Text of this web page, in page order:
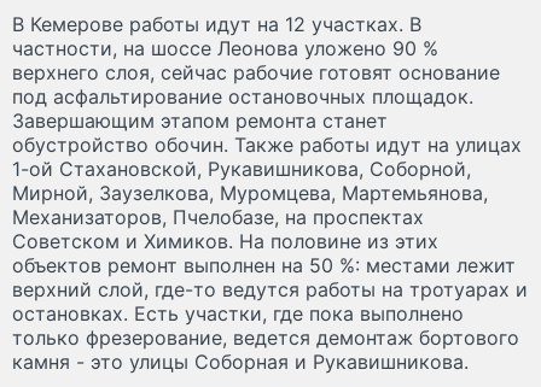
В Кемерове работы идут на 12 участках. В
частности, на шоссе Леонова уложено 90 %
верхнего слоя, сейчас рабочие готовят основание
под асфальтирование остановочных площадок.
Завершающим этапом ремонта станет
обустройство обочин. Также работы идут на улицах
1-ой Стахановской, Рукавишникова, Соборной,
Мирной, Заузелкова, Муромцева, Мартемьянова,
Механизаторов, Пчелобазе, на проспектах
Советском и Химиков. На половине из этих
объектов ремонт выполнен на 50 %: местами лежит
верхний слой, где-то ведутся работы на тротуарах и
остановках. Есть участки, где пока выполнено
только фрезерование, ведется демонтаж бортового
камня - это улицы Соборная и Рукавишникова.